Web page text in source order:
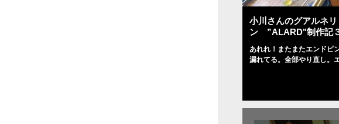
小川さんのグアルネ
ン ”ALARD"制作記
あれれ！またまたエンドピ
漏れてる。全部やり直し。